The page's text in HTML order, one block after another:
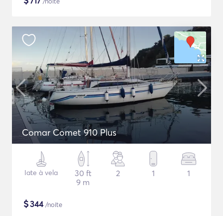
Comar Comet 910 Plus
Iate à vela
30 ft
9 m
2 1 1
$344/noite